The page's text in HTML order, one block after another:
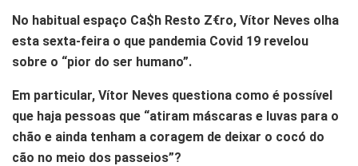
No habitual espaço Ca$h Resto Z€ro, Vítor Neves olha
esta sexta-feira o que pandemia Covid 19 revelou
sobre o “pior do ser humano”.
Em particular, Vítor Neves questiona como é possível
que haja pessoas que “atiram máscaras e luvas para o
chão e ainda tenham a coragem de deixar o cocó do
cão no meio dos passeios”?